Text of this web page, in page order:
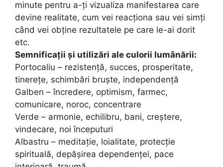
minute pentru a-ți vizualiza manifestarea care
devine realitate, cum vei reacționa sau vei simți
când vei obține rezultatele pe care le-ai dorit
etc.
Semnificații și utilizări ale culorii lumânării:
Portocaliu – rezistență, succes, prosperitate,
tinerețe, schimbări bruște, independență
Galben – încredere, optimism, farmec,
comunicare, noroc, concentrare
Verde – armonie, echilibru, bani, creștere,
vindecare, noi începuturi
Albastru – meditație, loialitate, protecție
spirituală, depășirea dependenței, pace